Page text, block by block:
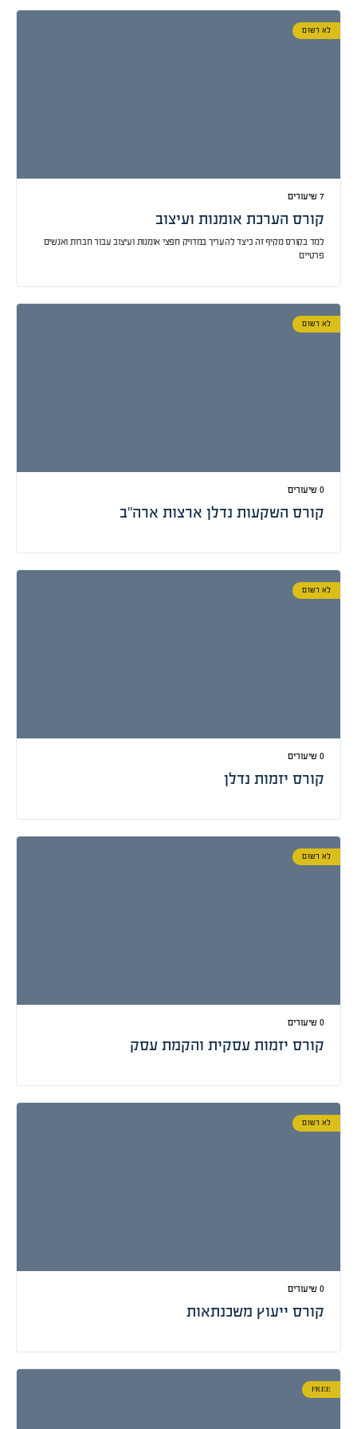
לא רשום
קורס הערכת אומנות ועיצוב
למד בקורס מקיף זה כיצד להעריך במדויק חפצי אומנות ועיצוב עבור חברות ואנשים
פרטיים
לא רשום
0 שיעורים
קורס השקעות נדלן ארצות ארה”ב
לא רשום
0 שיעורים
קורס יזמות נדלן
לא רשום
0 שיעורים
קורס יזמות עסקית והקמת עסק
לא רשום
0 שיעורים
קורס ייעוץ משכנתאות
FREE